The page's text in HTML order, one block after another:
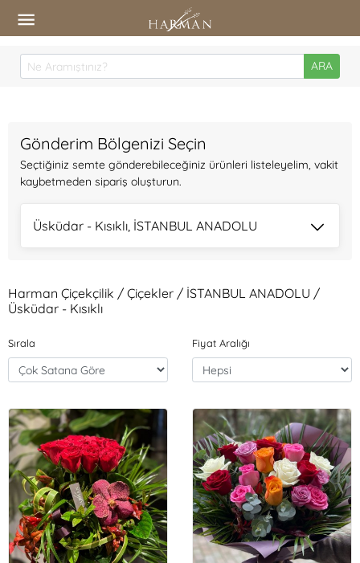
ARA
Gönderim Bölgenizi Seçin
Seçtiğiniz semte gönderebileceğiniz ürünleri listeleyelim, vakit
kaybetmeden sipariş oluşturun.
Üsküdar - Kısıklı, İSTANBUL ANADOLU
Harman Çiçekçilik / Çiçekler / İSTANBUL ANADOLU /
Üsküdar - Kısıklı
Sırala Fiyat Aralığı